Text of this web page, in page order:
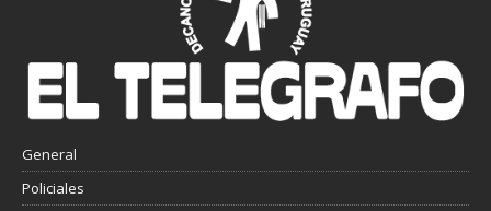
General
Policiales